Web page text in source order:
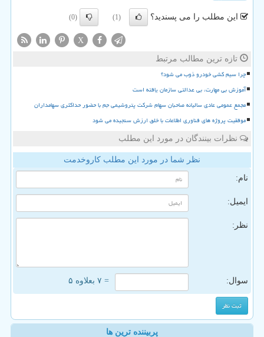
این مطلب را می پسندید؟ (1)
(0)
X
تازه ترین مطالب مرتبط
چرا سیم کشی خودرو ذوب می شود؟
آموزش بی مهارت، بی عدالتی سازمان یافته است
مجمع عمومی عادی سالیانه صاحبان سهام شرکت پتروشیمی جم با حضور حداکثری سهامداران
موفقیت پروژه های فناوری اطلاعات با خلق ارزش سنجیده می شود
نظرات بینندگان در مورد این مطلب
نظر شما در مورد این مطلب کاروخدمت
نام:
ایمیل:
نظر:
سوال: = ۷ بعلاوه ۵
پربیننده ترین ها